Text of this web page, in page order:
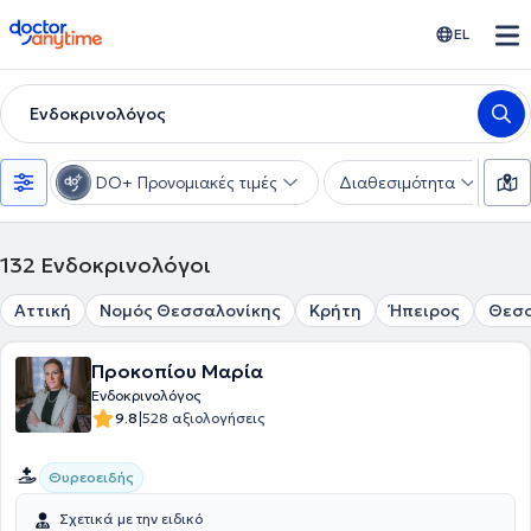
doctoranytime EL
Ενδοκρινολόγος
DO+ Προνομιακές τιμές Διαθεσιμότητα
132 Ενδοκρινολόγοι
Αττική Νομός Θεσσαλονίκης Κρήτη Ήπειρος
Προκοπίου Μαρία
Ενδοκρινολόγος
9.8|528 αξιολογήσεις
Θυρεοειδής
Σχετικά με την ειδικό